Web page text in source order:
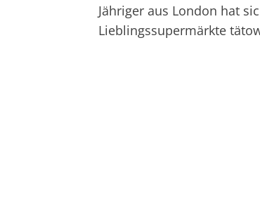
Jähriger aus London hat
Lieblingssupermärkte